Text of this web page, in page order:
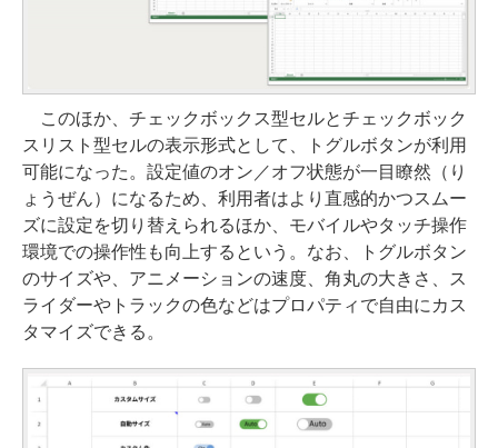
このほか、チェックボックス型セルとチェックボック
スリスト型セルの表示形式として、トグルボタンが利用
可能になった。設定値のオン／オフ状態が一目瞭然（り
ょうぜん）になるため、利用者はより直感的かつスムー
ズに設定を切り替えられるほか、モバイルやタッチ操作
環境での操作性も向上するという。なお、トグルボタン
のサイズや、アニメーションの速度、角丸の大きさ、ス
ライダーやトラックの色などはプロパティで自由にカス
タマイズできる。